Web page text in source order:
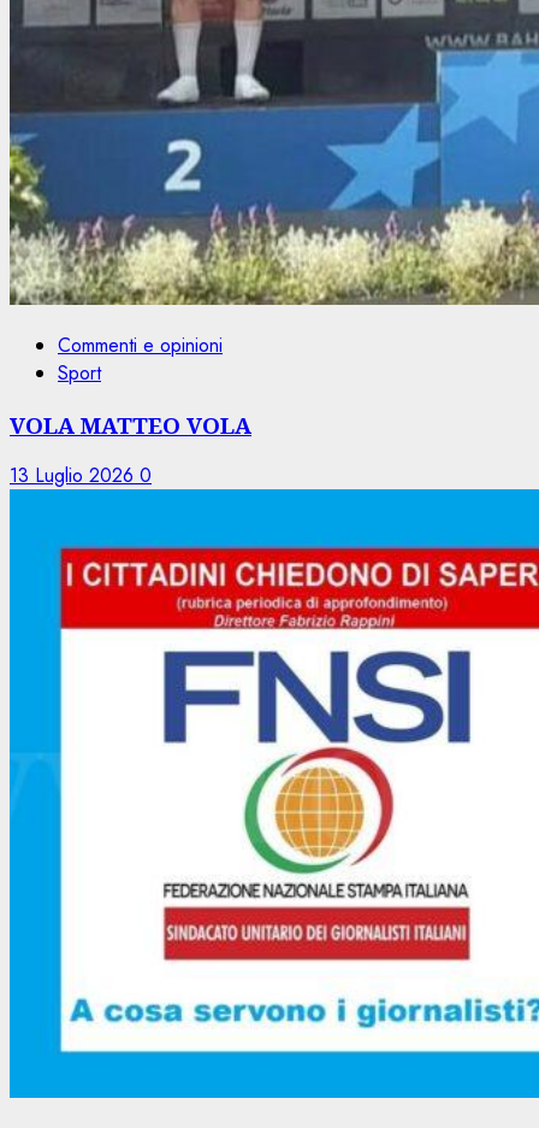
Commenti e opinioni
Sport
VOLA MATTEO VOLA
13 Luglio 2026 0